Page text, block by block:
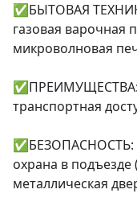
✅БЫТОВАЯ
газовая варочная
микроволновая
✅ПРЕИМУЩЕСТВА:
транспортная
✅БЕЗОПАСНОСТЬ:
охрана в
металлическая